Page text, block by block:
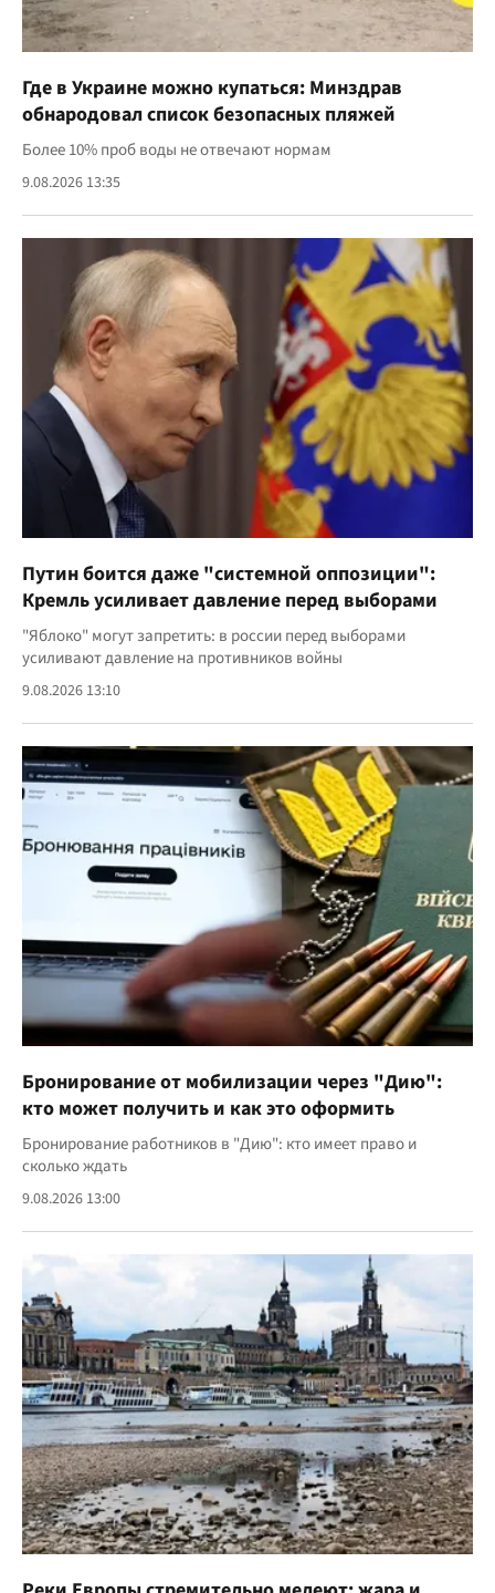
Где в Украине можно купаться: Минздрав
обнародовал список безопасных пляжей
Более 10% проб воды не отвечают нормам
9.08.2026 13:35
Путин боится даже "системной оппозиции":
Кремль усиливает давление перед выборами
"Яблоко" могут запретить: в россии перед выборами
усиливают давление на противников войны
9.08.2026 13:10
Бронирование от мобилизации через "Дию":
кто может получить и как это оформить
Бронирование работников в "Дию": кто имеет право и
сколько ждать
9.08.2026 13:00